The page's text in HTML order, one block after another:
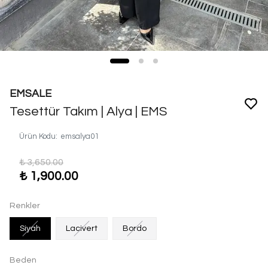
EMSALE
Tesettür Takım | Alya | EMS
Ürün Kodu: emsalya01
₺ 3,650.00
₺ 1,900.00
Renkler
Siyah Lacivert Bordo
Beden